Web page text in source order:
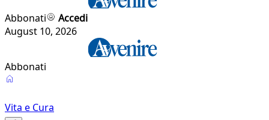
Abbonati
Accedi
August 10, 2026
Abbonati
Vita e Cura